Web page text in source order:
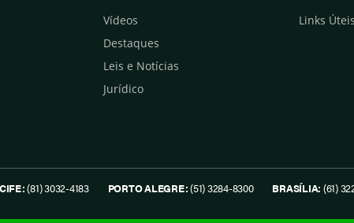
Vídeos
Destaques
Leis e Notícias
Jurídico
Links
(81) 3032-4183 PORTO ALEGRE:(51) 3284-8300 BRASÍLIA: (61)